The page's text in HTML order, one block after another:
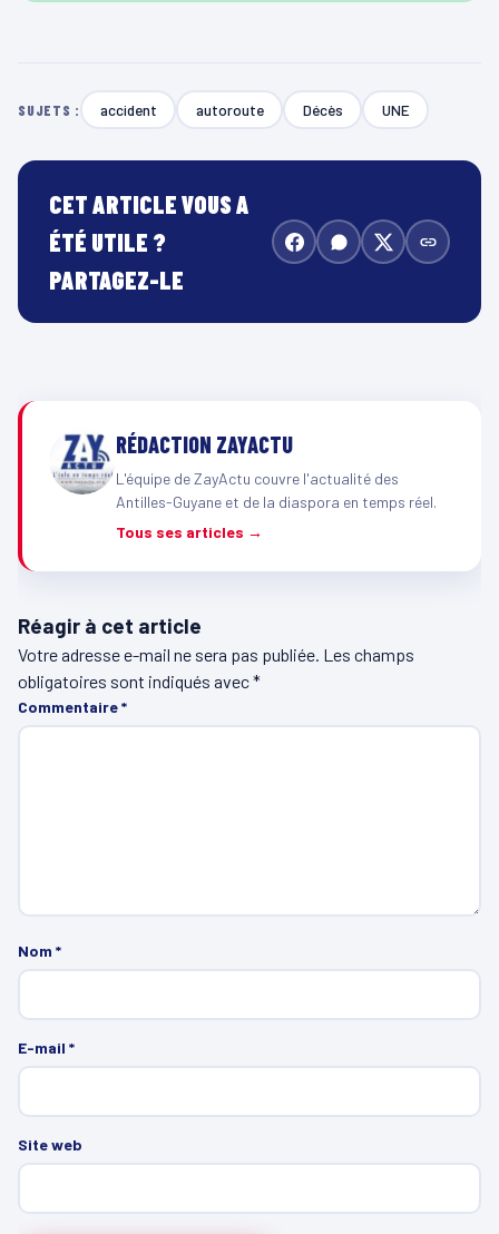
SUJETS : accident autoroute Décès UNE
CET ARTICLE VOUS A
ÉTÉ UTILE ?
PARTAGEZ-LE
RÉDACTION ZAYACTU
L'équipe de ZayActu couvre l'actualité des
Antilles-Guyane et de la diaspora en temps réel.
Tous ses articles →
Réagir à cet article
Votre adresse e-mail ne sera pas publiée. Les champs
obligatoires sont indiqués avec*
Commentaire*
Nom *
E-mail *
Site web